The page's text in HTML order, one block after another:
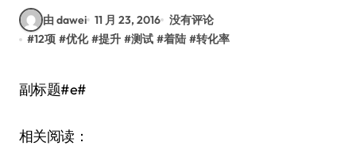
由 dawei 11 月 23, 2016 没有评论
#12项 #优化 #提升 #测试 #着陆 #转化率
副标题#e#
相关阅读：